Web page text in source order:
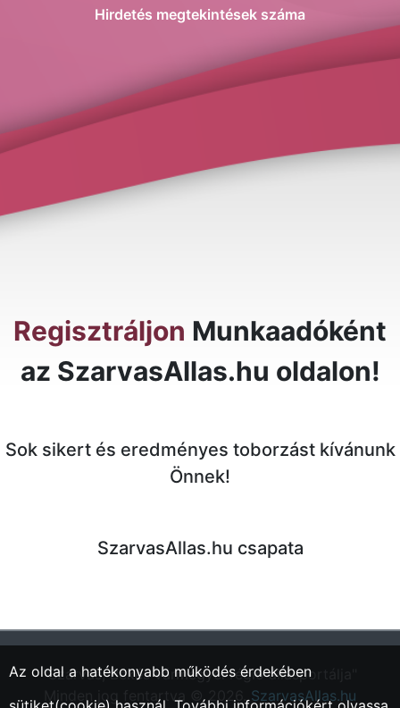
Hirdetés megtekintések száma
Regisztráljon Munkaadóként
az SzarvasAllas.hu oldalon!
Sok sikert és eredményes toborzást kívánunk
Önnek!
SzarvasAllas.hu csapata
"Szarvas, Békés vármegyei régió állásportálja"
Minden jog fentartva © 2026.SzarvasAllas.hu
Az oldal a hatékonyabb működés érdekében